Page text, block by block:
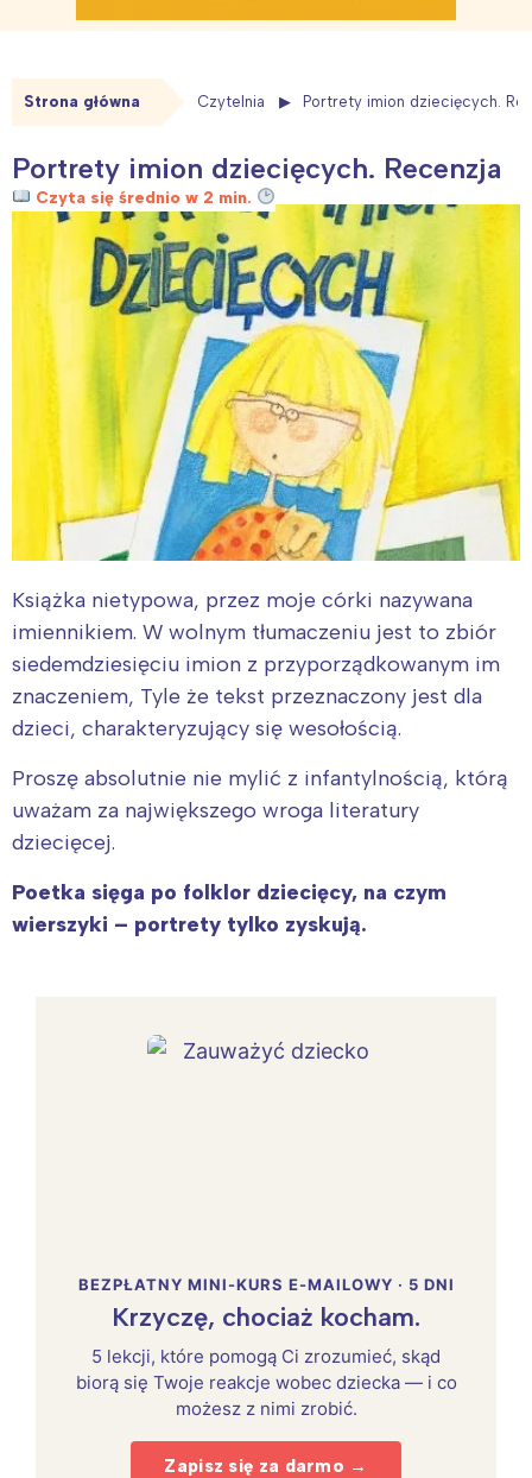
Strona główna Czytelnia Portrety imion dziecięcych.
Portrety imion dziecięcych. Recenzja
Czyta się średnio w 2 min.
Książka nietypowa, przez moje córki nazywana
imiennikiem. W wolnym tłumaczeniu jest to zbiór
siedemdziesięciu imion z przyporządkowanym im
znaczeniem, Tyle że tekst przeznaczony jest dla
dzieci, charakteryzujący się wesołością.
Proszę absolutnie nie mylić z infantylnością, którą
uważam za największego wroga literatury
dziecięcej.
Poetka sięga po folklor dziecięcy, na czym
wierszyki – portrety tylko zyskują.
BEZPŁATNY MINI-KURS E-MAILOWY · 5 DNI
Krzyczę, chociaż kocham.
5 lekcji, które pomogą Ci zrozumieć, skąd
biorą się Twoje reakcje wobec dziecka — i co
możesz z nimi zrobić.
Zapisz się za darmo →